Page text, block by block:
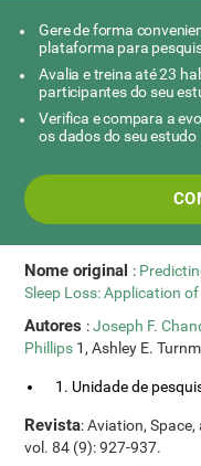
Gere de forma
plataforma para
Avalia e treina até 23
participantes do seu
Verifica e compara a
os dados do seu estudo
Nome original :
Sleep Loss: Application
Autores :Joseph F.
Phillips 1, Ashley E.
1. Unidade de
Revista: Aviation,
vol. 84 (9): 927-937.